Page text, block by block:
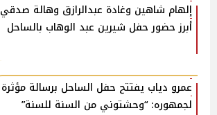
إلهام شاهين وغادة عبدالرازق وهالة صدقي
أبرز حضور حفل شيرين عبد الوهاب بالساحل
عمرو دياب يفتتح حفل الساحل برسالة مؤثرة
لجمهوره: “وحشتوني من السنة للسنة”